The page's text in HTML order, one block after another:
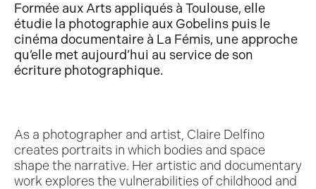
Formée aux Arts appliqués à Toulouse, elle
étudie la photographie aux Gobelins puis le
cinéma documentaire à La Fémis, une approche
qu’elle met aujourd’hui au service de son
écriture photographique.
As a photographer and artist, Claire Delfino
creates portraits in which bodies and space
shape the narrative. Her artistic and documentary
work explores the vulnerabilities of childhood and